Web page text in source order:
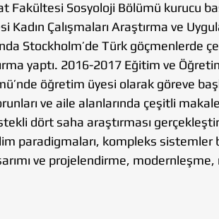
Fakültesi Sosyoloji Bölümü kurucu
Kadın Çalışmaları Araştırma ve
Stockholm’de Türk göçmenlerde
yaptı. 2016-2017 Eğitim ve
öğretim üyesi olarak göreve
ve aile alanlarında çeşitli
dört saha araştırması
paradigmaları, kompleks
ve projelendirme, modernleşme,